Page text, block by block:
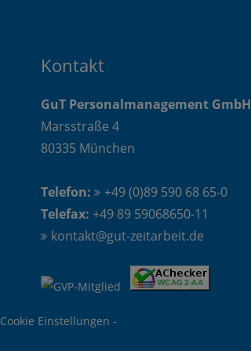
Kontakt
GuT Personalmanagement GmbH
Marsstraße 4
80335 München
Telefon:
+49 (0)89 590 68 65-0
Telefax: +49 89 59068650-11
kontakt@gut-zeitarbeit.de
Cookie Einstellungen -